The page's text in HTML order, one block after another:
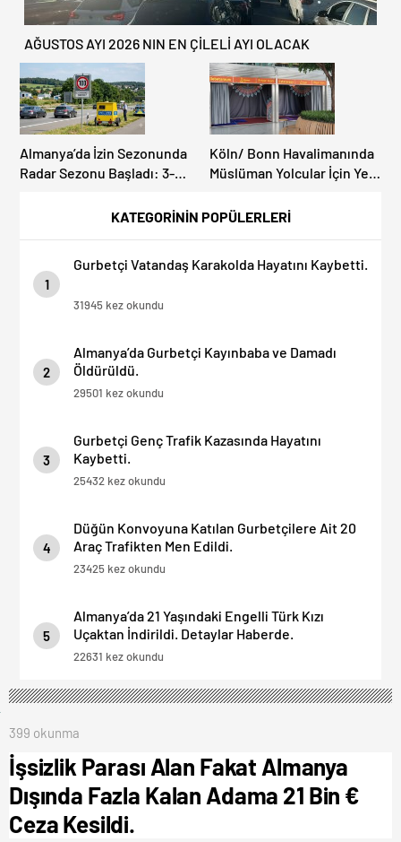
KATEGORİNİN POPÜLERLERİ
1
Gurbetçi Vatandaş Karakolda Hayatını Kaybetti.
31945 kez okundu
2
Almanya’da Gurbetçi Kayınbaba ve Damadı
Öldürüldü.
29501 kez okundu
3
Gurbetçi Genç Trafik Kazasında Hayatını
Kaybetti.
25432 kez okundu
4
Düğün Konvoyuna Katılan Gurbetçilere Ait 20
Araç Trafikten Men Edildi.
23425 kez okundu
5
Almanya’da 21 Yaşındaki Engelli Türk Kızı
Uçaktan İndirildi. Detaylar Haberde.
22631 kez okundu
AĞUSTOS AYI 2026 NIN EN ÇİLELİ AYI OLACAK
Almanya’da İzin Sezonunda
Radar Sezonu Başladı: 3-9
Denetimi Yapılacak!
Köln/ Bonn Havalimanında
Müslüman Yolcular İçin Yeni
399 okunma
İşsizlik Parası Alan Fakat Almanya
Dışında Fazla Kalan Adama 21 Bin €
Ceza Kesildi.